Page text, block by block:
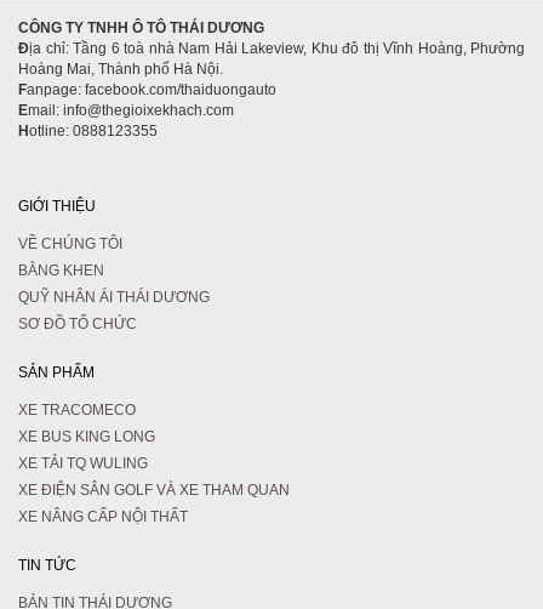
CÔNG TY TNHH Ô TÔ THÁI DƯƠNG
Địa chỉ: Tầng 6 toà nhà Nam Hải Lakeview, Khu đô thị Vĩnh Hoàng, Phường
Hoàng Mai, Thành phố Hà Nội.
Fanpage: facebook.com/thaiduongauto
Email: info@thegioixekhach.com
Hotline: 0888123355
GIỚI THIỆU
VỀ CHÚNG TÔI
BẰNG KHEN
QUỸ NHÂN ÁI THÁI DƯƠNG
SƠ ĐỒ TỔ CHỨC
SẢN PHẨM
XE TRACOMECO
XE BUS KING LONG
XE TẢI TQ WULING
XE ĐIỆN SÂN GOLF VÀ XE THAM QUAN
XE NÂNG CẤP NỘI THẤT
TIN TỨC
BẢN TIN THÁI DƯƠNG